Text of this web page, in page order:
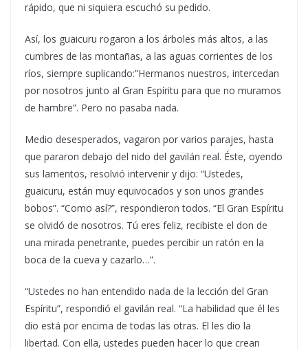
rápido, que ni siquiera escuchó su pedido.
Así, los guaicuru rogaron a los árboles más altos, a las
cumbres de las montañas, a las aguas corrientes de los
ríos, siempre suplicando:”Hermanos nuestros, intercedan
por nosotros junto al Gran Espíritu para que no muramos
de hambre”. Pero no pasaba nada.
Medio desesperados, vagaron por varios parajes, hasta
que pararon debajo del nido del gavilán real. Éste, oyendo
sus lamentos, resolvió intervenir y dijo: “Ustedes,
guaicuru, están muy equivocados y son unos grandes
bobos”. “Como así?”, respondieron todos. “El Gran Espíritu
se olvidó de nosotros. Tú eres feliz, recibiste el don de
una mirada penetrante, puedes percibir un ratón en la
boca de la cueva y cazarlo…”.
“Ustedes no han entendido nada de la lección del Gran
Espíritu”, respondió el gavilán real. “La habilidad que él les
dio está por encima de todas las otras. El les dio la
libertad. Con ella, ustedes pueden hacer lo que crean